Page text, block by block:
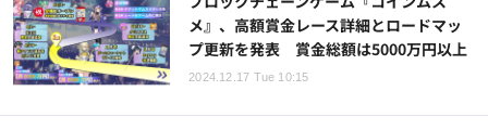
メ』、高額賞金レース詳細とロードマッ
プ更新を発表 賞金総額は5000万円以上
2024.12.17 Tue 10:15